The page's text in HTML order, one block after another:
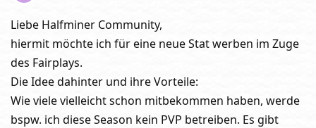
Liebe Halfminer Community,
hiermit möchte ich für eine neue Stat werben im Zuge
des Fairplays.
Die Idee dahinter und ihre Vorteile:
Wie viele vielleicht schon mitbekommen haben, werde
bspw. ich diese Season kein PVP betreiben. Es gibt